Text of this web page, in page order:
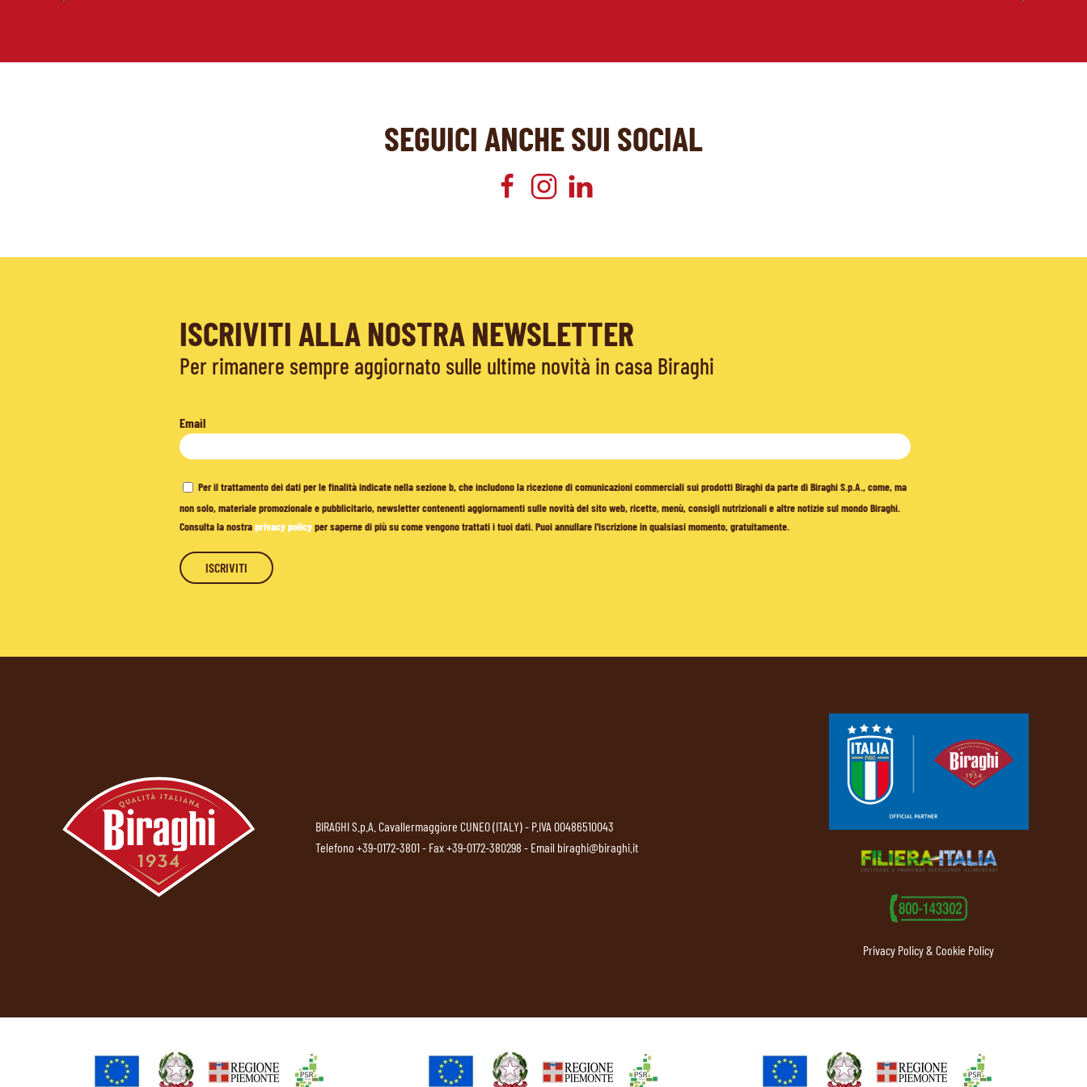
SEGUICI ANCHE SUI SOCIAL
ISCRIVITI ALLA NOSTRA NEWSLETTER
Per rimanere sempre aggiornato sulle ultime novità in casa Biraghi
Email
Per il trattamento dei dati per le finalità indicate nella sezione b, che includono la ricezione di comunicazioni commerciali sui prodotti Biraghi da parte di Biraghi S.p.A., come, ma
non solo, materiale promozionale e pubblicitario, newsletter contenenti aggiornamenti sulle novità del sito web, ricette, menù, consigli nutrizionali e altre notizie sul mondo Biraghi.
Consulta la nostraprivacy policyper saperne di più su come vengono trattati i tuoi dati. Puoi annullare l'iscrizione in qualsiasi momento, gratuitamente.
BIRAGHI S.p.A. Cavallermaggiore CUNEO (ITALY) - P.IVA 00486510043
Telefono +39-0172-3801- Fax +39-0172-380298 - Email biraghi@biraghi.it
Privacy Policy & Cookie Policy